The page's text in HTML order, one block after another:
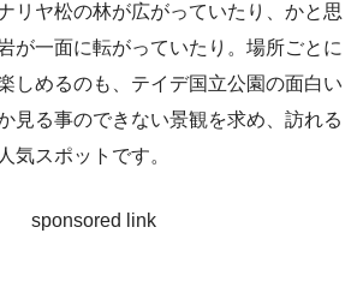
リヤ松の林が広がっていたり、かと思
が一面に転がっていたり。場所ごとに
しめるのも、テイデ国立公園の面白い
見る事のできない景観を求め、訪れる
気スポットです。
sponsored link